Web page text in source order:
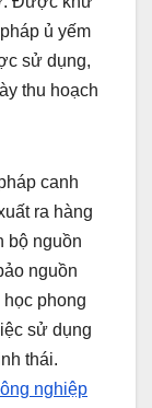
ủ yếm
sử dụng,
thu hoạch
canh
ra hàng
bộ nguồn
nguồn
phong
sử dụng
thái.
nghiệp